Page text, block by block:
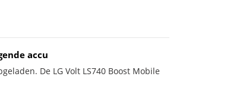
accu
De LG Volt LS740 Boost Mobile